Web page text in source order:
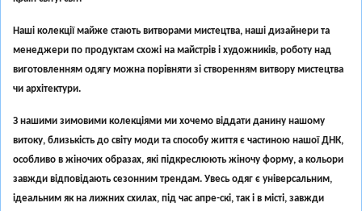
Наші колекції майже стають витворами мистецтва, наші дизайнери та
менеджери по продуктам схожі на майстрів і художників, роботу над
виготовленням одягу можна порівняти зі створенням витвору мистецтва
чи архітектури.
З нашими зимовими колекціями ми хочемо віддати данину нашому
витоку, близькість до світу моди та способу життя є частиною нашої ДНК,
особливо в жіночих образах, які підкреслюють жіночу форму, а кольори
завжди відповідають сезонним трендам. Увесь одяг є універсальним,
ідеальним як на лижних схилах, під час апре-скі, так і в місті, завжди